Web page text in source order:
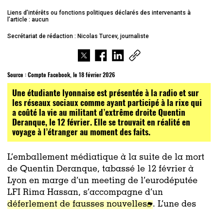
Liens d’intérêts ou fonctions politiques déclarés des intervenants à
l’article : aucun
Secrétariat de rédaction : Nicolas Turcev, journaliste
Source :Compte Facebook, le 18 février 2026
Une étudiante lyonnaise est présentée à la radio et sur
les réseaux sociaux comme ayant participé à la rixe qui
a coûté la vie au militant d’extrême droite Quentin
Deranque, le 12 février. Elle se trouvait en réalité en
voyage à l’étranger au moment des faits.
L’emballement médiatique à la suite de la mort
de Quentin Deranque, tabassé le 12 février à
Lyon en marge d’un meeting de l’eurodéputée
LFI Rima Hassan, s’accompagne d’un
déferlement de fausses nouvelles
. L’une des